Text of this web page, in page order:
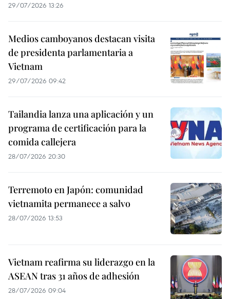
29/07/2026 13:26
Medios camboyanos destacan visita
de presidenta parlamentaria a
Vietnam
29/07/2026 09:42
Tailandia lanza una aplicación y un
programa de certificación para la
comida callejera
28/07/2026 20:30
Terremoto en Japón: comunidad
vietnamita permanece a salvo
28/07/2026 13:53
Vietnam reafirma su liderazgo en la
ASEAN tras 31 años de adhesión
28/07/2026 09:04